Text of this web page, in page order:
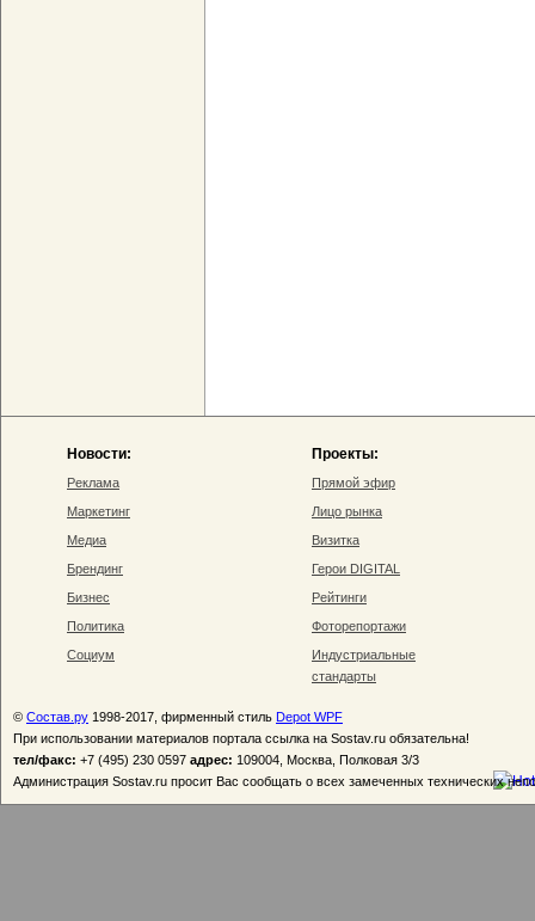
Новости:
Реклама
Маркетинг
Медиа
Брендинг
Бизнес
Политика
Социум
Проекты:
Прямой эфир
Лицо рынка
Визитка
Герои DIGITAL
Рейтинги
Фоторепортажи
Индустриальные
стандарты
© Состав.ру 1998-2017, фирменный стиль Depot WPF
При использовании материалов портала ссылка на Sostav.ru обязательна!
тел/факс: +7 (495) 230 0597 адрес: 109004, Москва, Полковая 3/3
Администрация Sostav.ru просит Вас сообщать о всех замеченных технических